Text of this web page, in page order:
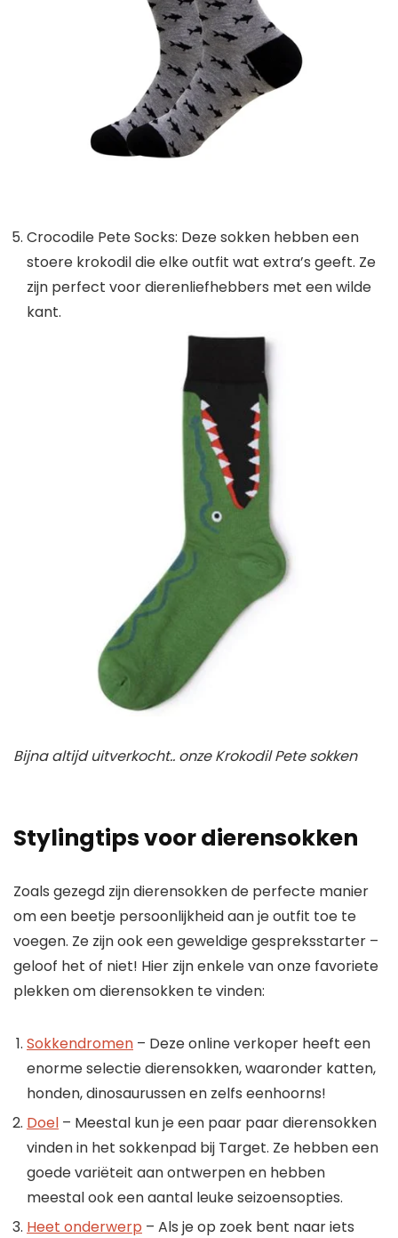
Crocodile Pete Socks: Deze sokken hebben een
stoere krokodil die elke outfit wat extra’s geeft. Ze
zijn perfect voor dierenliefhebbers met een wilde
kant.
Bijna altijd uitverkocht.. onzeKrokodil Pete sokken
Stylingtips voor dierensokken
Zoals gezegd zijn dierensokken de perfecte manier
om een ​​beetje persoonlijkheid aan je outfit toe te
voegen. Ze zijn ook een geweldige gespreksstarter –
geloof het of niet! Hier zijn enkele van onze favoriete
plekken om dierensokken te vinden:
Sokkendromen – Deze online verkoper heeft een
enorme selectie dierensokken, waaronder katten,
honden, dinosaurussen en zelfs eenhoorns!
Doel – Meestal kun je een paar paar dierensokken
vinden in het sokkenpad bij Target. Ze hebben een
goede variëteit aan ontwerpen en hebben
meestal ook een aantal leuke seizoensopties.
Heet onderwerp – Als je op zoek bent naar iets